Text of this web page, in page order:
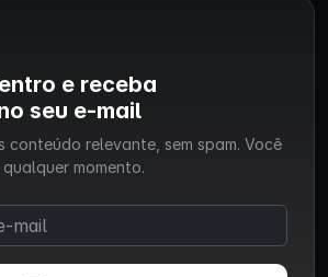
e receba
seu e-mail
conteúdo relevante, sem spam. Você
momento.